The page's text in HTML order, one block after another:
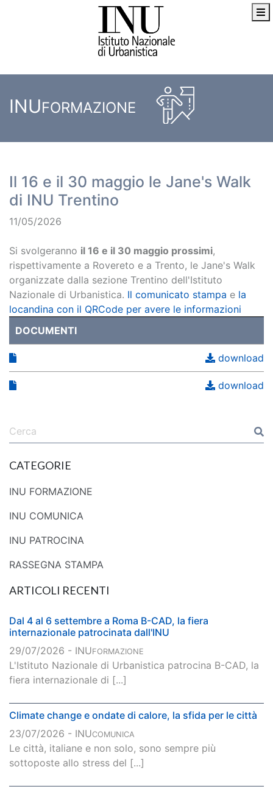
INUFORMAZIONE
Il 16 e il 30 maggio le Jane's Walk
di INU Trentino
11/05/2026
Si svolgeranno il 16 e il 30 maggio prossimi,
rispettivamente a Rovereto e a Trento, le Jane's Walk
organizzate dalla sezione Trentino dell'Istituto
Nazionale di Urbanistica. Il comunicato stampa e la
locandina con il QRCode per avere le informazioni
DOCUMENTI
download
download
CATEGORIE
INU FORMAZIONE
INU COMUNICA
INU PATROCINA
RASSEGNA STAMPA
ARTICOLI RECENTI
Dal 4 al 6 settembre a Roma B-CAD, la fiera
internazionale patrocinata dall'INU
29/07/2026 - INUFORMAZIONE
L'Istituto Nazionale di Urbanistica patrocina B-CAD, la
fiera internazionale di [...]
Climate change e ondate di calore, la sfida per le città
23/07/2026 - INUCOMUNICA
Le città, italiane e non solo, sono sempre più
sottoposte allo stress del [...]